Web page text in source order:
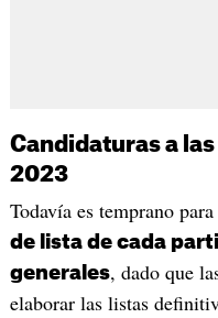
Candidaturas a
2023
Todavía es temprano
de lista de cada
generales, dado que
elaborar las listas